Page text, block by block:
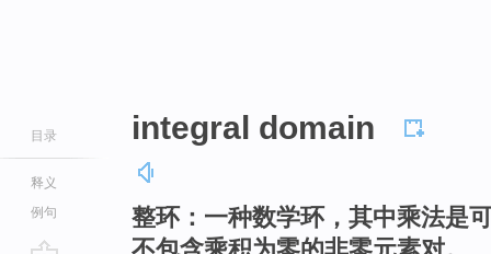
目录
释义
例句
integral domain
整环：一种数学环，其中乘法是